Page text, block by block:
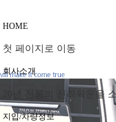
HOME
첫 페이지로 이동
회사소개
20년 전통의 신라육운을
지입/차량정보